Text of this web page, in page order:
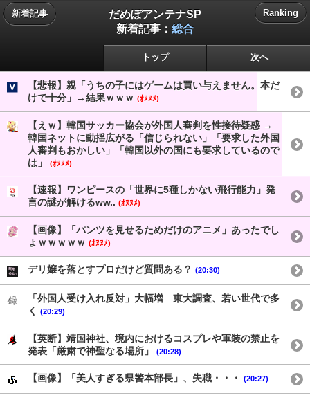
新着記事
だめぽアンテナSP
新着記事： 総合
Ranking
トップ 次へ
【悲報】親「うちの子にはゲームは買い与えません。本だ
けで十分」→結果ｗｗｗ (ｵﾇﾇﾒ)
【えｗ】韓国サッカー協会が外国人審判を性接待疑惑 →
韓国ネットに動揺広がる「信じられない」「要求した外国
人審判もおかしい」「韓国以外の国にも要求しているので
は」
(ｵﾇﾇﾒ)
【速報】ワンピースの「世界に5種しかない飛行能力」発
言の謎が解けるww.. (ｵﾇﾇﾒ)
【画像】「パンツを見せるためだけのアニメ」あったでし
ょｗｗｗｗｗ (ｵﾇﾇﾒ)
デリ嬢を落とすプロだけど質問ある？ (20:30)
「外国人受け入れ反対」大幅増 東大調査、若い世代で多
く
(20:29)
【英断】靖国神社、境内におけるコスプレや軍装の禁止を
発表「厳粛で神聖なる場所」
(20:28)
【画像】「美人すぎる県警本部長」、失職・・・ (20:27)